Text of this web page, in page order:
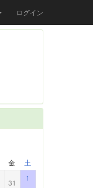
ログイン
金 土
31 1